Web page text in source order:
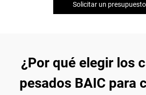
Solicitar un presupuesto
¿Por qué elegir los
pesados BAIC para